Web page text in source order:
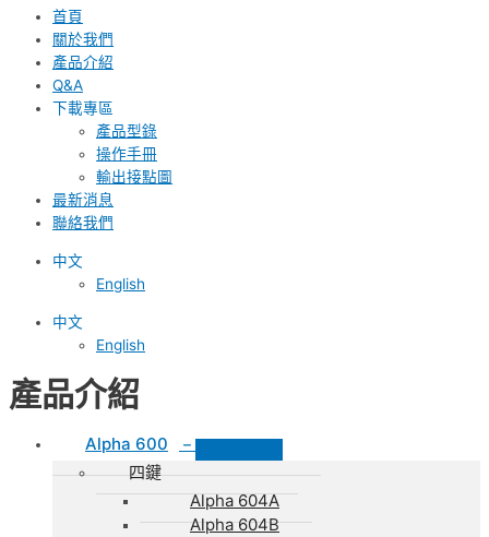
首頁
關於我們
產品介紹
Q&A
下載專區
產品型錄
操作手冊
輸出接點圖
最新消息
聯絡我們
中文
English
中文
English
產品介紹
Alpha 600 –
四鍵
Alpha 604A
Alpha 604B